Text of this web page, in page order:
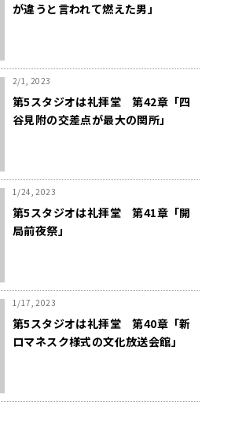
が違うと言われて燃えた男」
2/1, 2023
第5スタジオは礼拝堂 第42章「四
谷見附の交差点が最大の関所」
1/24, 2023
第5スタジオは礼拝堂 第41章「開
局前夜祭」
1/17, 2023
第5スタジオは礼拝堂 第40章「新
ロマネスク様式の文化放送会館」